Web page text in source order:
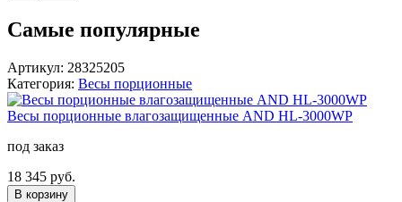
Самые популярные
Артикул: 28325205
Категория: Весы порционные
Вeсы порционные влагозащищенные AND HL-3000WP
под заказ
18 345 руб.
В корзину